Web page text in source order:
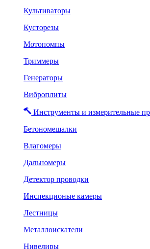
Культиваторы
Кусторезы
Мотопомпы
Триммеры
Генераторы
Виброплиты
Инструменты и измерительные
Бетономешалки
Влагомеры
Дальномеры
Детектор проводки
Инспекционые камеры
Лестницы
Металлоискатели
Нивелиры